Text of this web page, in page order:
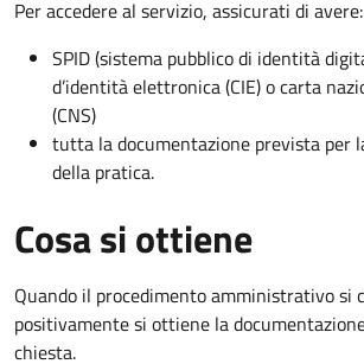
Per accedere al servizio, assicurati di avere:
SPID (sistema pubblico di identità
d’identità elettronica (CIE) o carta
(CNS)
tutta la documentazione prevista per
della pratica.
Cosa si ottiene
Quando il procedimento amministrativo si
positivamente si ottiene la
chiesta.